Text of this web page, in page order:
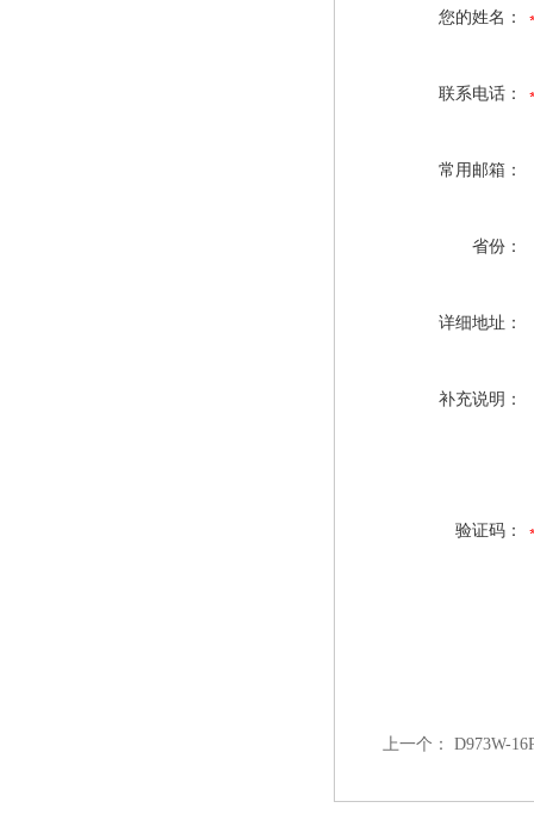
您的姓名：
联系电话：
常用邮箱：
省份：
详细地址：
补充说明：
验证码：
上一个： D973W-